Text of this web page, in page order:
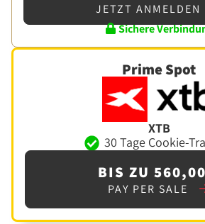
JETZT ANMELDEN
Sichere
Prime Spot
XTB
30 Tage Cookie-
BIS ZU
PAY PER SALE